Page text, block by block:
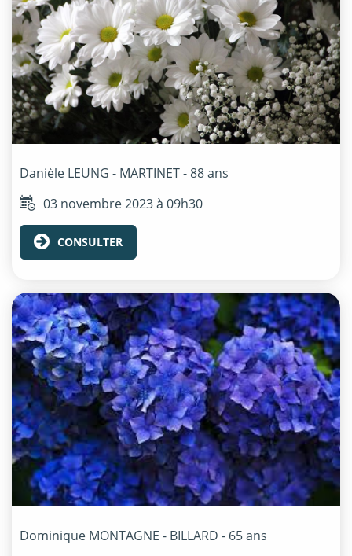
Danièle LEUNG - MARTINET- 88 ans
03 novembre 2023 à 09h30
CONSULTER
Dominique MONTAGNE - BILLARD - 65 ans